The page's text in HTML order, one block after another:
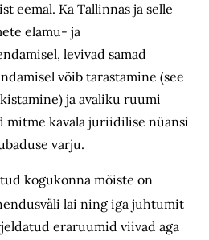
eemal. Ka Tallinnas ja selle
elamu- ja
levivad samad
võib tarastamine (see
ja avaliku ruumi
mitme kavala juriidilise nüansi
varju.
kogukonna mõiste on
lai ning iga juhtumit
eraruumid viivad aga